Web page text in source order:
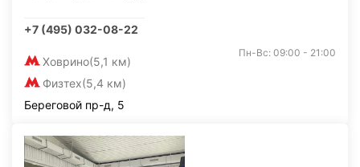
+7 (495) 032-08-22
Ховрино(5,1 км)
Физтех(5,4 км)
Пн-Вс: 09:00 - 21:00
Береговой пр-д, 5